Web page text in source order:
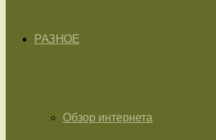
РАЗНОЕ
Обзор интернета